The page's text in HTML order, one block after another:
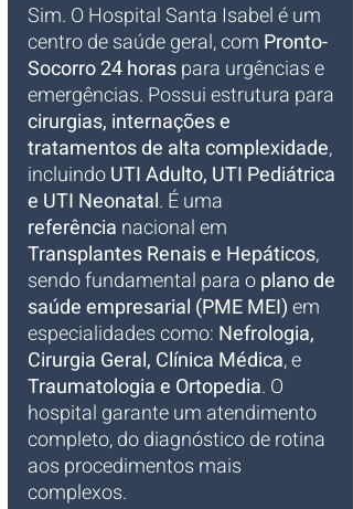
Sim. O Hospital Santa Isabel é um
centro de saúde geral, com Pronto-
Socorro 24 horas para urgências e
emergências. Possui estrutura para
cirurgias, internações e
tratamentos de alta complexidade,
incluindo UTI Adulto, UTI Pediátrica
e UTI Neonatal. É uma
referência nacional em
Transplantes Renais e Hepáticos,
sendo fundamental para o plano de
saúde empresarial (PME MEI) em
especialidades como: Nefrologia,
Cirurgia Geral, Clínica Médica, e
Traumatologia e Ortopedia. O
hospital garante um atendimento
completo, do diagnóstico de rotina
aos procedimentos mais
complexos.